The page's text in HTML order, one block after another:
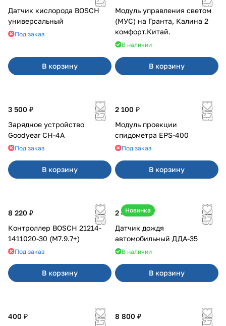
Датчик кислорода BOSCH
универсальный
Под заказ
В корзину
Модуль управления светом
(МУС) на Гранта, Калина 2
комфорт.Китай.
В наличии
В корзину
3 500 ₽
Зарядное устройство
Goodyear CH-4A
Под заказ
В корзину
2 100 ₽
Модуль проекции
спидометра EPS-400
Под заказ
В корзину
8 220 ₽
Контроллер BOSCH 21214-
1411020-30 (M7.9.7+)
Под заказ
В корзину
Новинка
2 450 ₽
Датчик дождя
автомобильный ДДА-35
В наличии
В корзину
400 ₽
8 800 ₽